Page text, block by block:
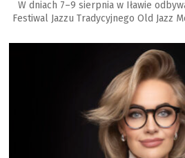
W dniach 7–9 sierpnia w Iławie
Festiwal Jazzu Tradycyjnego Old Jazz
a